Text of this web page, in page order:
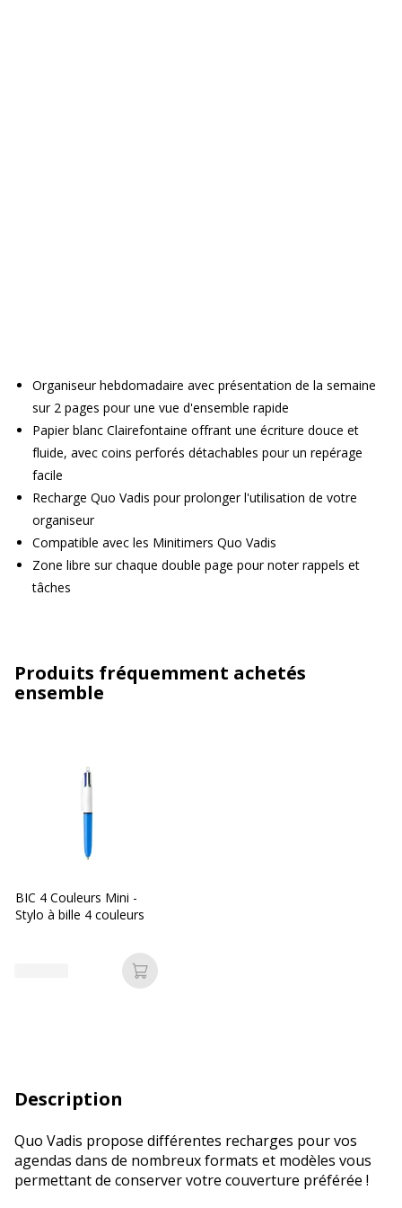
Organiseur hebdomadaire avec présentation de la semaine
sur 2 pages pour une vue d'ensemble rapide
Papier blanc Clairefontaine offrant une écriture douce et
fluide, avec coins perforés détachables pour un repérage
facile
Recharge Quo Vadis pour prolonger l'utilisation de votre
organiseur
Compatible avec les Minitimers Quo Vadis
Zone libre sur chaque double page pour noter rappels et
tâches
Produits fréquemment achetés
ensemble
BIC 4 Couleurs Mini -
Stylo à bille 4 couleurs
Ajouter au panier
Description
Quo Vadis propose différentes recharges pour vos
agendas dans de nombreux formats et modèles vous
permettant de conserver votre couverture préférée !